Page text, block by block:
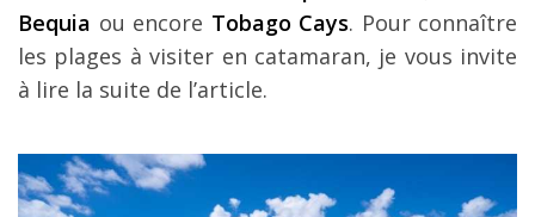
Bequia ou encore Tobago Cays. Pour connaître
les plages à visiter en catamaran, je vous invite
à lire la suite de l’article.